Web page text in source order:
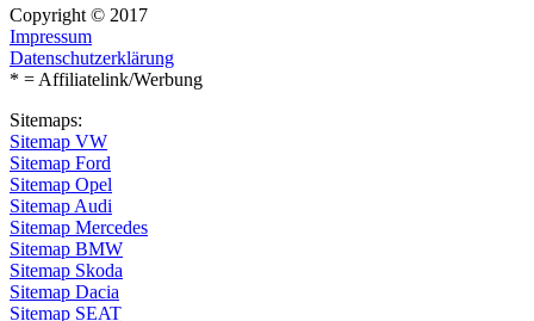
Copyright © 2017
Impressum
Datenschutzerklärung
* = Affiliatelink/Werbung
Sitemaps:
Sitemap VW
Sitemap Ford
Sitemap Opel
Sitemap Audi
Sitemap Mercedes
Sitemap BMW
Sitemap Skoda
Sitemap Dacia
Sitemap SEAT